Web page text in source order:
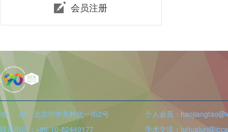
会员注册
地 址：北京市中关村北一街2号
联系电话：+86-10-82449177
个人会员：
学术交流：